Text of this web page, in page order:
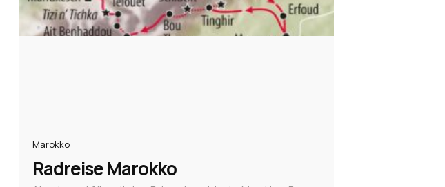
Marokko
Radreise Marokko